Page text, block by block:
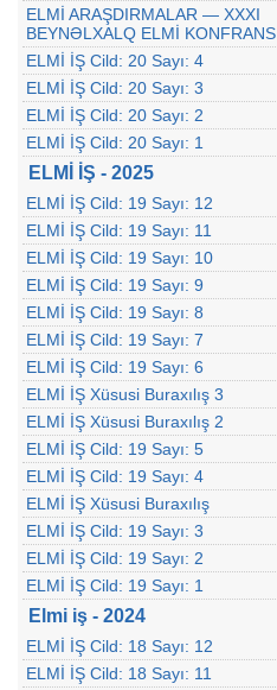
ELMİ ARAŞDIRMALAR — XXXI
BEYNƏLXALQ ELMİ KONFRANS
ELMİ İŞ Cild: 20 Sayı: 4
ELMİ İŞ Cild: 20 Sayı: 3
ELMİ İŞ Cild: 20 Sayı: 2
ELMİ İŞ Cild: 20 Sayı: 1
ELMİ İŞ - 2025
ELMİ İŞ Cild: 19 Sayı: 12
ELMİ İŞ Cild: 19 Sayı: 11
ELMİ İŞ Cild: 19 Sayı: 10
ELMİ İŞ Cild: 19 Sayı: 9
ELMİ İŞ Cild: 19 Sayı: 8
ELMİ İŞ Cild: 19 Sayı: 7
ELMİ İŞ Cild: 19 Sayı: 6
ELMİ İŞ Xüsusi Buraxılış 3
ELMİ İŞ Xüsusi Buraxılış 2
ELMİ İŞ Cild: 19 Sayı: 5
ELMİ İŞ Cild: 19 Sayı: 4
ELMİ İŞ Xüsusi Buraxılış
ELMİ İŞ Cild: 19 Sayı: 3
ELMİ İŞ Cild: 19 Sayı: 2
ELMİ İŞ Cild: 19 Sayı: 1
Elmi iş - 2024
ELMİ İŞ Cild: 18 Sayı: 12
ELMİ İŞ Cild: 18 Sayı: 11